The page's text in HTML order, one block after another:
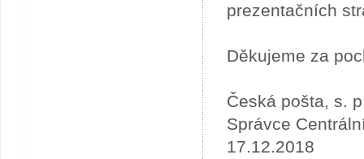
prezentačních
Děkujeme za
Česká pošta, s.
Správce
17.12.2018